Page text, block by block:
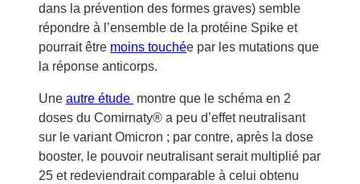
dans la prévention des formes graves) semble
répondre à l’ensemble de la protéine Spike et
pourrait être moins touchée par les mutations que
la réponse anticorps.
Une autre étude montre que le schéma en 2
doses du Comirnaty® a peu d’effet neutralisant
sur le variant Omicron ; par contre, après la dose
booster, le pouvoir neutralisant serait multiplié par
25 et redeviendrait comparable à celui obtenu